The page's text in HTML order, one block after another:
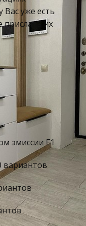
Вас уже есть
прислать их
эмиссии Е1
вариантов